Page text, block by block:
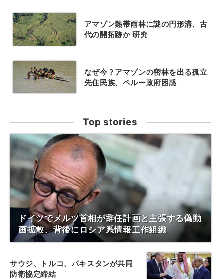
アマゾン熱帯雨林に謎の円形溝、古
代の開拓跡か 研究
なぜ今？アマゾンの密林を出る孤立
先住民族、ペルー政府困惑
Top stories
ドイツでメルツ首相が辞任計画と主張する偽動
画拡散、背後にロシア系情報工作組織
サウジ、トルコ、パキスタンが共同
防衛協定締結